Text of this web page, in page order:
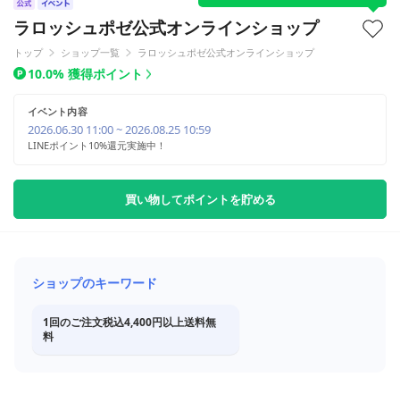
ラロッシュポゼ公式オンラインショップ
トップ ショップ一覧 ラロッシュポゼ公式オンラインショップ
10.0% 獲得ポイント
イベント内容
2026.06.30 11:00 ~ 2026.08.25 10:59
LINEポイント10%還元実施中！
買い物してポイントを貯める
ショップのキーワード
1回のご注文税込4,400円以上送料無
料